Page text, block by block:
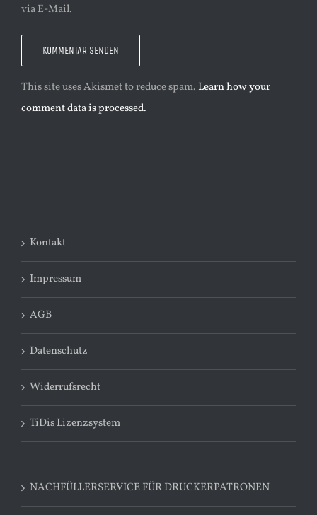
via E-Mail.
This site uses Akismet to reduce spam. Learn how your
comment data is processed.
Kontakt
Impressum
AGB
Datenschutz
Widerrufsrecht
TiDis Lizenzsystem
NACHFÜLLERSERVICE FÜR DRUCKERPATRONEN